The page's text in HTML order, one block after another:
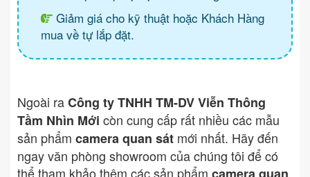
Giảm giá cho kỹ thuật hoặc Khách Hàng
mua về tự lắp đặt.
Ngoài raCông ty TNHH TM-DV Viễn Thông
Tầm Nhìn Mới còn cung cấp rất nhiều các mẫu
sản phẩm camera quan sát mới nhất. Hãy đến
ngay văn phòng showroom của chúng tôi để có
thể tham khảo thêm các sản phẩm